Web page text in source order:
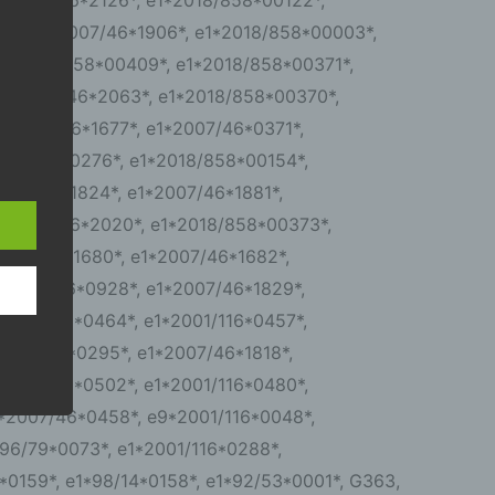
e1*2007/46*1906*, e1*2018/858*00003*,
858*00409*, e1*2018/858*00371*,
46*2063*, e1*2018/858*00370*,
46*1677*, e1*2007/46*0371*,
46*0276*, e1*2018/858*00154*,
46*1824*, e1*2007/46*1881*,
46*2020*, e1*2018/858*00373*,
46*1680*, e1*2007/46*1682*,
46*0928*, e1*2007/46*1829*,
116*0464*, e1*2001/116*0457*,
116*0295*, e1*2007/46*1818*,
116*0502*, e1*2001/116*0480*,
46*0458*, e9*2001/116*0048*,
79*0073*, e1*2001/116*0288*,
e1*98/14*0158*, e1*92/53*0001*, G363,